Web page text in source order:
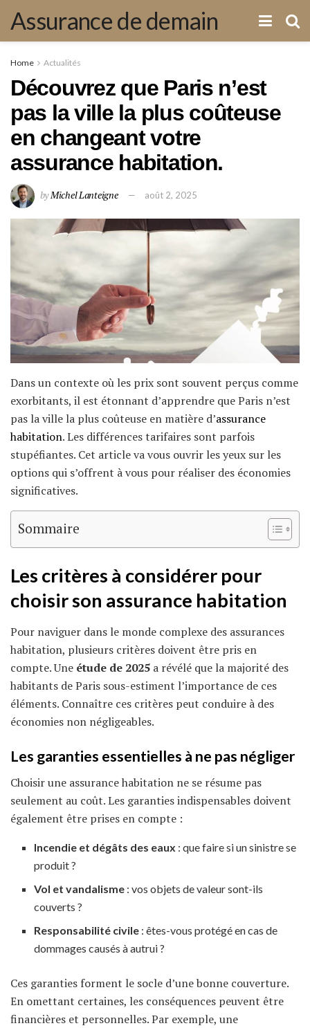
Assurance de demain
Home Actualités
Découvrez que Paris n’est
pas la ville la plus coûteuse
en changeant votre
assurance habitation.
byMichel Lanteigne août 2, 2025
Dans un contexte où les prix sont souvent perçus comme
exorbitants, il est étonnant d’apprendre que Paris n’est
pas la ville la plus coûteuse en matière d’assurance
habitation. Les différences tarifaires sont parfois
stupéfiantes. Cet article va vous ouvrir les yeux sur les
options qui s’offrent à vous pour réaliser des économies
significatives.
Sommaire
Les critères à considérer pour
choisir son assurance habitation
Pour naviguer dans le monde complexe des assurances
habitation, plusieurs critères doivent être pris en
compte. Une étude de 2025 a révélé que la majorité des
habitants de Paris sous-estiment l’importance de ces
éléments. Connaître ces critères peut conduire à des
économies non négligeables.
Les garanties essentielles à ne pas négliger
Choisir une assurance habitation ne se résume pas
seulement au coût. Les garanties indispensables doivent
également être prises en compte :
Incendie et dégâts des eaux : que faire si un sinistre se
produit ?
Vol et vandalisme : vos objets de valeur sont-ils
couverts ?
Responsabilité civile : êtes-vous protégé en cas de
dommages causés à autrui ?
Ces garanties forment le socle d’une bonne couverture.
En omettant certaines, les conséquences peuvent être
financières et personnelles. Par exemple, une